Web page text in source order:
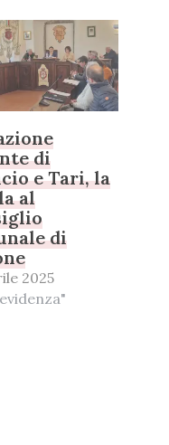
di
e Tari, la
al
di
2025